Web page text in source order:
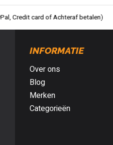
card of Achteraf betalen)
INFORMATIE
Over ons
Blog
Merken
Categorieën